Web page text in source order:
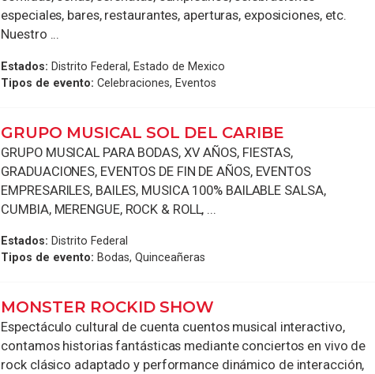
especiales, bares, restaurantes, aperturas, exposiciones, etc.
Nuestro ...
Estados: Distrito Federal, Estado de Mexico
Tipos de evento: Celebraciones, Eventos
GRUPO MUSICAL SOL DEL CARIBE
GRUPO MUSICAL PARA BODAS, XV AÑOS, FIESTAS,
GRADUACIONES, EVENTOS DE FIN DE AÑOS, EVENTOS
EMPRESARILES, BAILES, MUSICA 100% BAILABLE SALSA,
CUMBIA, MERENGUE, ROCK & ROLL, ...
Estados: Distrito Federal
Tipos de evento: Bodas, Quinceañeras
MONSTER ROCKID SHOW
Espectáculo cultural de cuenta cuentos musical interactivo,
contamos historias fantásticas mediante conciertos en vivo de
rock clásico adaptado y performance dinámico de interacción,